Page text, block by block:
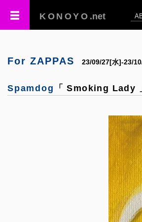
KONOYO .net
For ZAPPAS 23/09/27[水]-23/
Spamdog 「 Smoking Lady